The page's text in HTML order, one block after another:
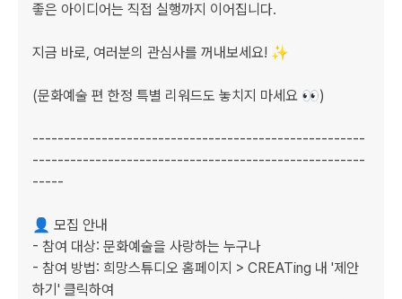
좋은 아이디어는 직접 실행까지 이어집니다.
지금 바로, 여러분의 관심사를 꺼내보세요! ✨
(문화예술 편 한정 특별 리워드도 놓치지 마세요 👀)
-----------------------------------------------------
-----------------------------------------------------
-----
👤 모집 안내
- 참여 대상: 문화예술을 사랑하는 누구나
- 참여 방법: 희망스튜디오 홈페이지 > CREATing 내 '제안
하기' 클릭하여